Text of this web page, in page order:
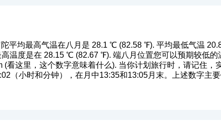
平均最高气温在八月是 28.1 ℃ (82.58 ℉). 平均最低气温
温度是在 28.15 ℃ (82.67 ℉). 端八月位置您可以预期较低的
(看这里，这个数字意味着什么). 当你计划旅行时，请记住，
（小时和分钟），在月中13:35和13:05月末。上述数字主